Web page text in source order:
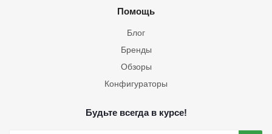
Помощь
Блог
Бренды
Обзоры
Конфигураторы
Будьте всегда в курсе!